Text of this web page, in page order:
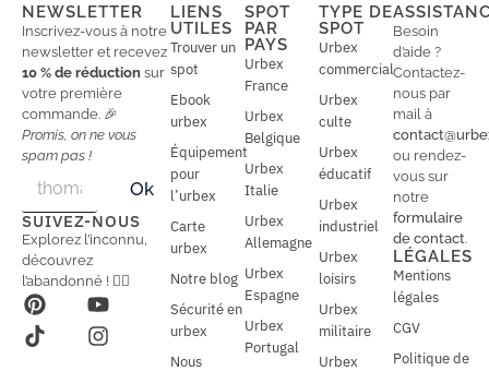
NEWSLETTER
Inscrivez-vous à notre
newsletter et recevez
10 % de réduction sur
votre première
commande. 🎉
Promis, on ne vous
spam pas !
a
i
l
a
i
l
*
Ok
SUIVEZ-NOUS
Explorez l’inconnu,
découvrez
l’abandonné ! 🕵️‍♂️
LIENS
UTILES
Trouver un
spot
Ebook
urbex
Équipement
pour
l’urbex
Carte
urbex
Notre blog
Sécurité en
urbex
Nous
SPOT
PAR
PAYS
Urbex
France
Urbex
Belgique
Urbex
Italie
Urbex
Allemagne
Urbex
Espagne
Urbex
Portugal
TYPE DE
SPOT
Urbex
commercial
Urbex
culte
Urbex
éducatif
Urbex
industriel
Urbex
loisirs
Urbex
militaire
Urbex
Besoin
d’aide ?
Contactez-
nous par
mail à
ou rendez-
vous sur
notre
formulaire
de contact.
LÉGALES
Mentions
légales
CGV
Politique de